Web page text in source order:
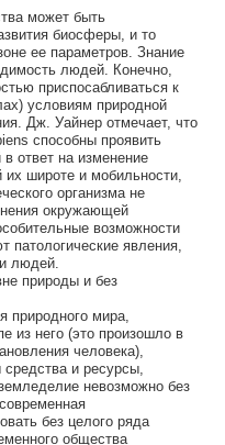
может быть
биосферы, и то
ее параметров. Знание
людей. Конечно,
приспосабливаться к
условиям природной
Дж. Уайнер отмечает, что
способны проявить
ответ на изменение
широте и мобильности,
организма не
окружающей
возможности
патологические явления,
людей.
природы и без
природного мира,
из него (это произошло в
человека),
и ресурсы,
невозможно без
без целого ряда
общества